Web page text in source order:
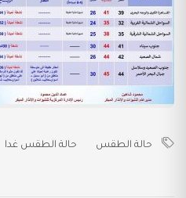
حالة الطقس حالة الطقس غدا